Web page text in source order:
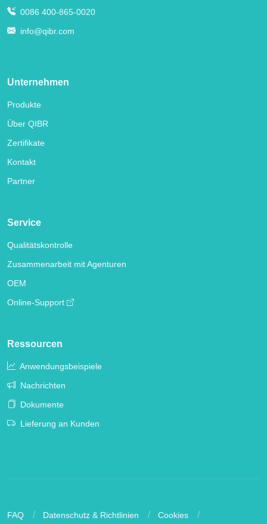
0086 400-865-0020
info@qibr.com
Unternehmen
Produkte
Über QIBR
Zertifikate
Kontakt
Partner
Service
Qualitätskontrolle
Zusammenarbeit mit Agenturen
OEM
Online-Support
Ressourcen
Anwendungsbeispiele
Nachrichten
Dokumente
Lieferung an Kunden
FAQ Datenschutz & Richtlinien Cookies